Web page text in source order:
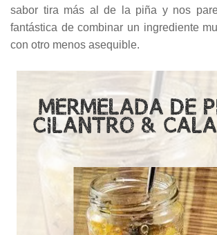
sabor tira más al de la piña y nos
fantástica de combinar un ingrediente
con otro menos asequible.